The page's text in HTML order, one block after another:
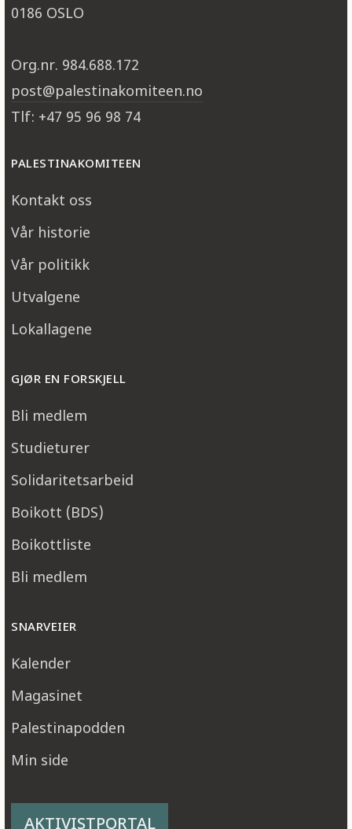
0186 OSLO
Org.nr. 984.688.172
post@palestinakomiteen.no
Tlf: +47 95 96 98 74
PALESTINAKOMITEEN
Kontakt oss
Vår historie
Vår politikk
Utvalgene
Lokallagene
GJØR EN FORSKJELL
Bli medlem
Studieturer
Solidaritetsarbeid
Boikott (BDS)
Boikottliste
Bli medlem
SNARVEIER
Kalender
Magasinet
Palestinapodden
Min side